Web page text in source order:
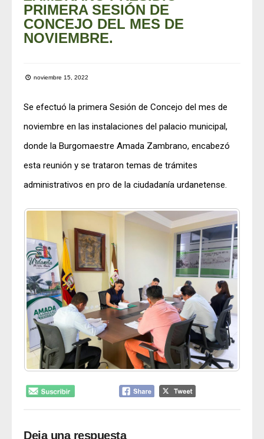
PRIMERA SESIÓN DE
CONCEJO DEL MES DE
NOVIEMBRE.
noviembre 15, 2022
Se efectuó la primera Sesión de Concejo del mes de
noviembre en las instalaciones del palacio municipal,
donde la Burgomaestre Amada Zambrano, encabezó
esta reunión y se trataron temas de trámites
administrativos en pro de la ciudadanía urdanetense.
Deja una respuesta